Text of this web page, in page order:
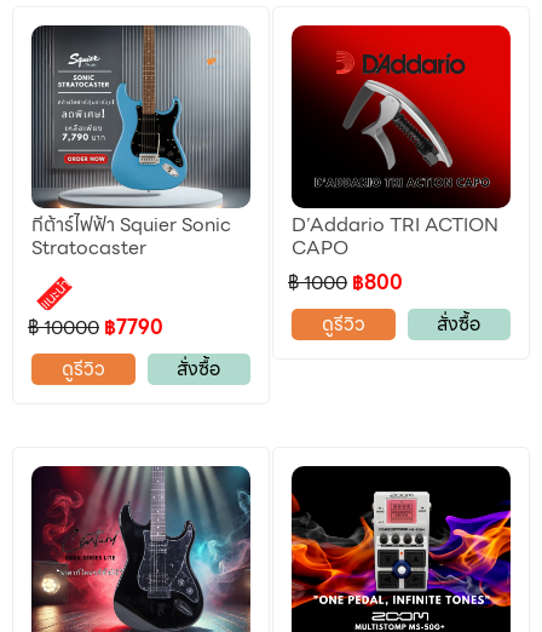
กีต้าร์ไฟฟ้า Squier Sonic
Stratocaster
แนะนำ
฿ 10000 ฿7790
ดูรีวิว
สั่งซื้อ
D’Addario TRI ACTION
CAPO
฿ 1000 ฿800
ดูรีวิว
สั่งซื้อ